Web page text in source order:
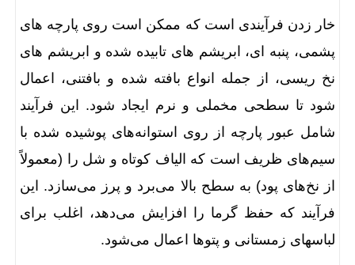
خار زدن فرآیندی است که ممکن است روی پارچه های
پشمی، پنبه ای، ابریشم های تابیده شده و ابریشم های
نخ ریسی، از جمله انواع بافته شده و بافتنی، اعمال
شود تا سطحی مخملی و نرم ایجاد شود. این فرآیند
شامل عبور پارچه از روی استوانه‌های پوشیده شده با
سیم‌های ظریف است که الیاف کوتاه و شل را (معمولاً
از نخ‌های پود) به سطح بالا می‌برد و پرز می‌سازد. این
فرآیند که حفظ گرما را افزایش می‌دهد، اغلب برای
لباسهای زمستانی و پتوها اعمال می‌شود.